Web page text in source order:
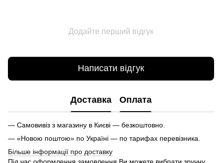
Додайте перший відгук
Написати відгук
Доставка Оплата
— Самовивіз з магазину в Києві — безкоштовно.
— «Новою поштою» по Україні — по тарифах перевізника.
Більше інформації про доставку
Під час оформлення замовлення Ви можете вибрати зручну